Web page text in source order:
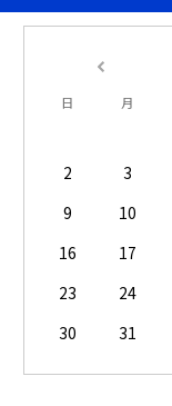
日 月
2
3
9
10
16
17
23
24
30
31